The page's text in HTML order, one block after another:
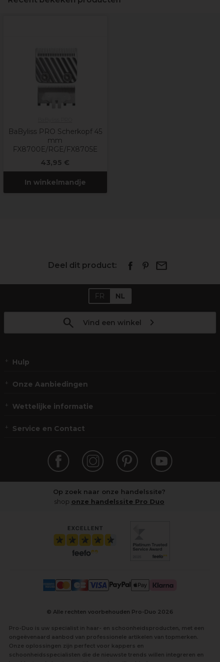
BaByliss PRO Scherkopf 45
mm
FX8700E/RGE/FX8705E
43,95 €
In winkelmandje
Deel dit product:
FR NL
Vind een winkel
Hulp
Onze Aanbiedingen
Wettelijke informatie
Service en Contact
Op zoek naar onze handelssite?
shop onze handelssite Pro Duo
© Alle rechten voorbehouden Pro-Duo 2026
Pro-Duo is uw specialist in haar- en schoonheidsproducten, met een
ongeëvenaard aanbod van professionele artikelen van topmerken.
Onze oplossingen zijn perfect voor kappers en
schoonheidsspecialisten die de nieuwste trends willen integreren en